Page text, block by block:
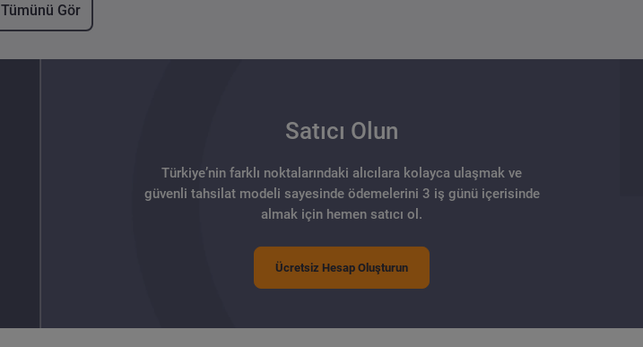
Tümünü Gör
Satıcı Olun
Türkiye’nin farklı noktalarındaki alıcılara kolayca ulaşmak ve
güvenli tahsilat modeli sayesinde ödemelerini 3 iş günü içerisinde
almak için hemen satıcı ol.
Ücretsiz Hesap Oluşturun